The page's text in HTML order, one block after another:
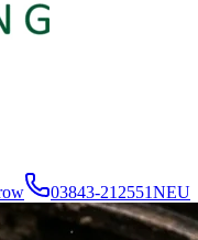
03843-212551NEU